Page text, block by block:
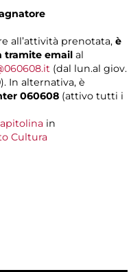
all’attività prenotata, è
tramite email al
(dal lun.al giov.
In alternativa, è
060608 (attivo tutti i
in
Cultura